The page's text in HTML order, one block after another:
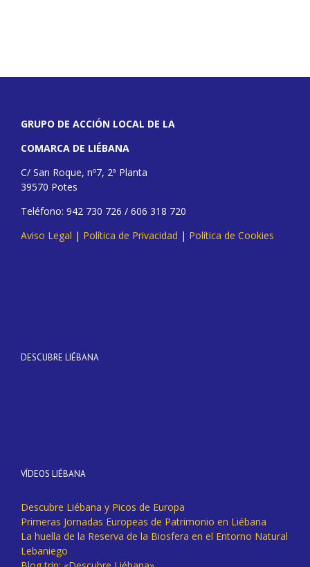
GRUPO DE ACCIÓN LOCAL DE LA
COMARCA DE LIÉBANA
C/ San Roque, nº7, 2ª Planta
39570 Potes
Teléfono: 942 730 726 / 606 318 720
Aviso Legal | Política de Privacidad | Política de Cookies
DESCUBRE LIÉBANA
VÍDEOS LIÉBANA
Descubre Liébana y Picos de Europa
Primeras Jornadas Europeas de Patrimonio en Liébana
La huella de la Reserva de la Biosfera en el Entorno Natural
Lebaniego